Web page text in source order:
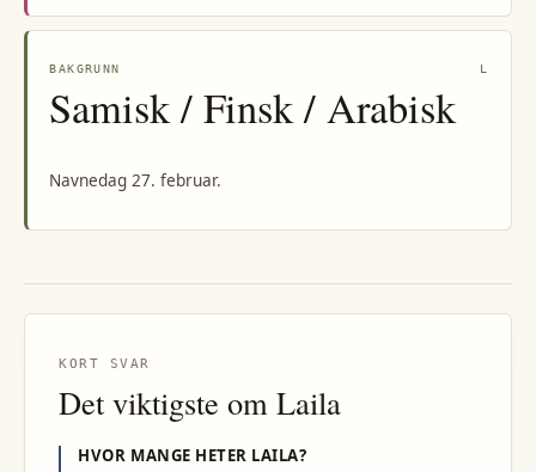
BAKGRUNN L
Samisk / Finsk / Arabisk
Navnedag 27. februar.
KORT SVAR
Det viktigste om Laila
HVOR MANGE HETER LAILA?